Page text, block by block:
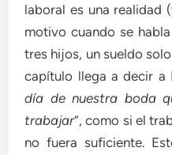
laboral es una realidad
motivo cuando se
tres hijos, un sueldo
capítulo llega a decir a
día de nuestra boda
trabajar”, como si el
no fuera suficiente.